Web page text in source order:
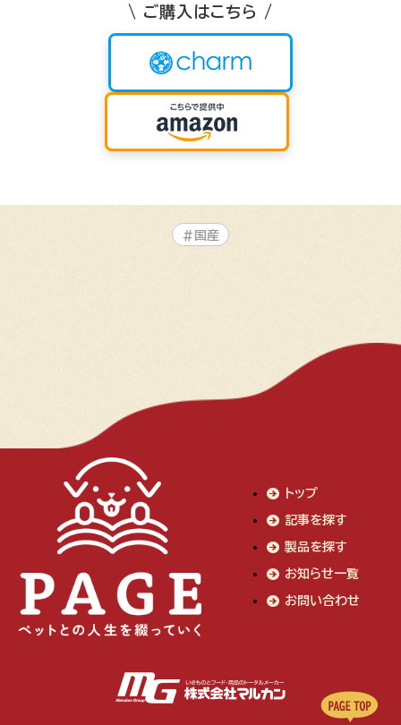
\ ご購入はこちら /
#国産
トップ
記事を探す
製品を探す
お知らせ一覧
お問い合わせ